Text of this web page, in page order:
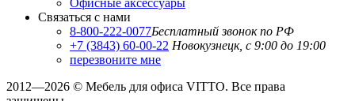
Связаться с нами
8-800-222-0077Бесплатный звонок по РФ
+7 (3843) 60-00-22 Новокузнецк, с 9:00 до 19:00
перезвоните мне
2012—2026 © Мебель для офиса VITTO. Все права